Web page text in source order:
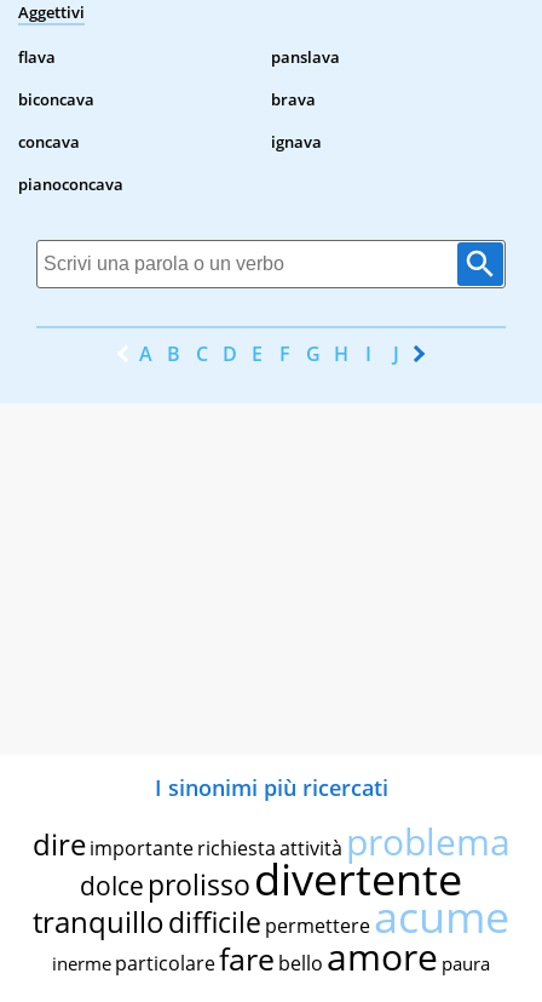
Aggettivi
flava
panslava
biconcava
brava
concava
ignava
pianoconcava
A B C D E F G H I J K
I sinonimi più ricercati
dire importante richiestaattività problema
dolce prolissodivertente
tranquillodifficile permettereacume
inerme particolarefare bello amore paura